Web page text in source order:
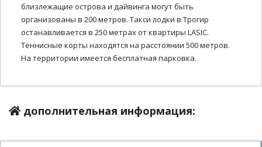
близлежащие острова и дайвинга могут быть
организованы в 200 метров. Такси лодки в Трогир
останавливается в 250 метрах от квартиры LASIC.
Теннисные корты находятся на расстоянии 500 метров.
На территории имеется бесплатная парковка.
дополнительная информация: